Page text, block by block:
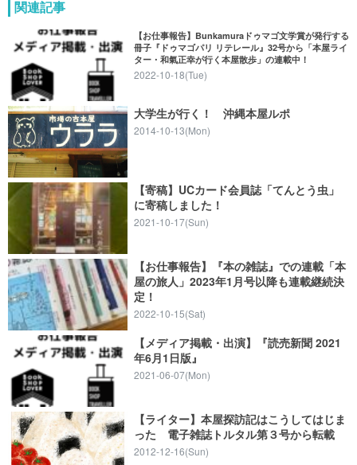
関連記事
【お仕事報告】Bunkamuraドゥマゴ文学賞が発行する
冊子『ドゥマゴパリ リテレール』32号から「本屋ライ
ター・和氣正幸が行く本屋散歩」の連載中！
2022-10-18(Tue)
大学生が行く！ 沖縄本屋ルポ
2014-10-13(Mon)
【寄稿】UCカード会員誌「てんとう虫」
に寄稿しました！
2021-10-17(Sun)
【お仕事報告】『本の雑誌』での連載「本
屋の旅人」2023年1月号以降も連載継続決
定！
2022-10-15(Sat)
【メディア掲載・出演】『読売新聞 2021
年6月1日版』
2021-06-07(Mon)
【ライター】本屋探訪記はこうしてはじま
った 電子雑誌トルタル第３号から転載
2012-12-16(Sun)